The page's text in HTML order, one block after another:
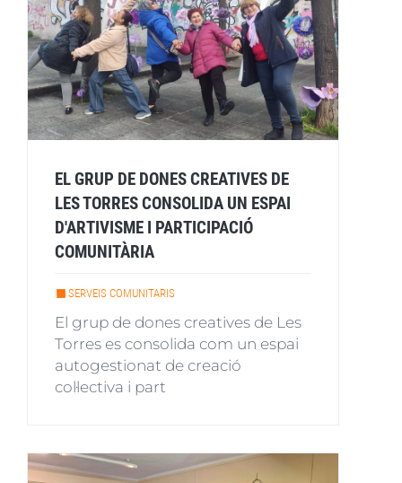
EL GRUP DE DONES CREATIVES DE
LES TORRES CONSOLIDA UN ESPAI
D'ARTIVISME I PARTICIPACIÓ
COMUNITÀRIA
SERVEIS COMUNITARIS
El grup de dones creatives de Les
Torres es consolida com un espai
autogestionat de creació
col·lectiva i part